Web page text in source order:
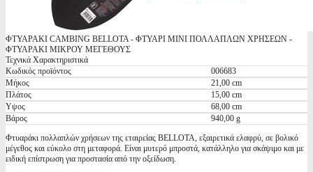
ΦΤΥΑΡΑΚΙ CAMBING BELLOTA - ΦΤΥΑΡΙ MINI ΠΟΛΛΑΠΛΩΝ ΧΡΗΣΕΩΝ -
ΦΤΥΑΡΑΚΙ ΜΙΚΡΟΥ ΜΕΓΕΘΟΥΣ
Τεχνικά Χαρακτηριστικά
Κωδικός προϊόντος
006683
Μήκος
21,00 cm
Πλάτος
15,00 cm
Υψος
68,00 cm
Βάρος
940,00 g
Φτυαράκι πολλαπλών χρήσεων της εταιρείας BELLOTA, εξαιρετικά ελαφρύ, σε βολικό
μέγεθος και εύκολο στη μεταφορά. Είναι μυτερό μπροστά, κατάλληλο για σκάψιμο και με
ειδική επίστρωση για προστασία από την οξείδωση.